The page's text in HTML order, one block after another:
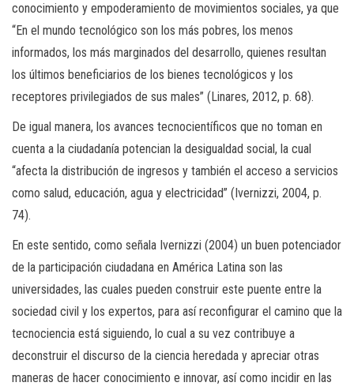
conocimiento y empoderamiento de movimientos sociales, ya que
“En el mundo tecnológico son los más pobres, los menos
informados, los más marginados del desarrollo, quienes resultan
los últimos beneficiarios de los bienes tecnológicos y los
receptores privilegiados de sus males” (Linares, 2012, p. 68).
De igual manera, los avances tecnocientíficos que no toman en
cuenta a la ciudadanía potencian la desigualdad social, la cual
“afecta la distribución de ingresos y también el acceso a servicios
como salud, educación, agua y electricidad” (Ivernizzi, 2004, p.
74).
En este sentido, como señala Ivernizzi (2004) un buen potenciador
de la participación ciudadana en América Latina son las
universidades, las cuales pueden construir este puente entre la
sociedad civil y los expertos, para así reconfigurar el camino que la
tecnociencia está siguiendo, lo cual a su vez contribuye a
deconstruir el discurso de la ciencia heredada y apreciar otras
maneras de hacer conocimiento e innovar, así como incidir en las